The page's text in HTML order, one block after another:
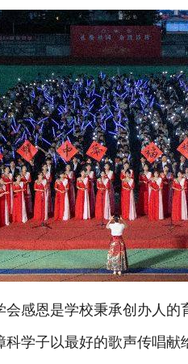
感恩是学校秉承创办人
学子以最好的歌声传唱